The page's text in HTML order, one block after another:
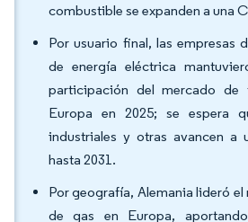
combustible se expanden a una
Por usuario final, las empresas
de energía eléctrica
participación del mercado de
Europa en 2025; se espera
industriales y otras avancen a
hasta 2031.
Por geografía, Alemania lideró
de gas en Europa,